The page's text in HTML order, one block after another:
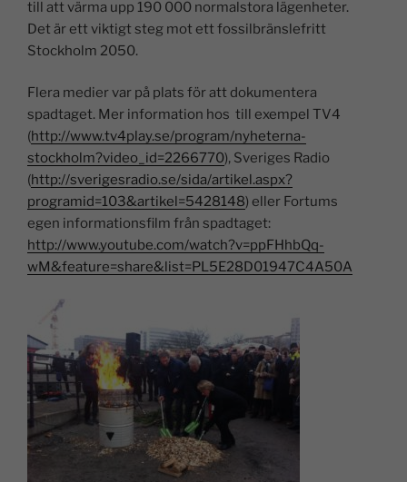
till att värma upp 190 000 normalstora lägenheter.
Det är ett viktigt steg mot ett fossilbränslefritt
Stockholm 2050.
Flera medier var på plats för att dokumentera
spadtaget. Mer information hos till exempel TV4
(http://www.tv4play.se/program/nyheterna-
stockholm?video_id=2266770), Sveriges Radio
(http://sverigesradio.se/sida/artikel.aspx?
programid=103&artikel=5428148) eller Fortums
egen informationsfilm från spadtaget:
http://www.youtube.com/watch?v=ppFHhbQq-
wM&feature=share&list=PL5E28D01947C4A50A